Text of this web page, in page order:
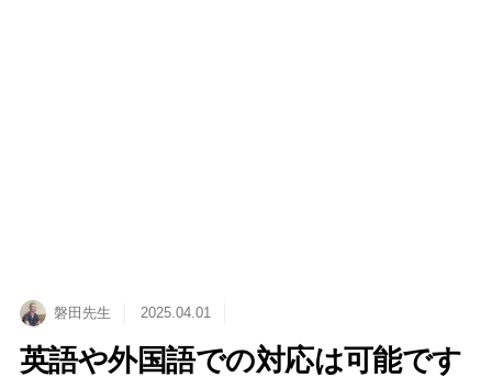
磐田先生 2025.04.01
英語や外国語での対応は可能です